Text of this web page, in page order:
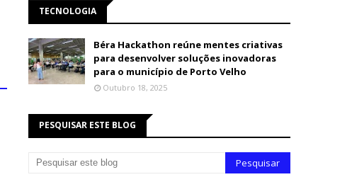
TECNOLOGIA
Béra Hackathon reúne mentes criativas
para desenvolver soluções inovadoras
para o município de Porto Velho
Outubro 18, 2025
PESQUISAR ESTE BLOG